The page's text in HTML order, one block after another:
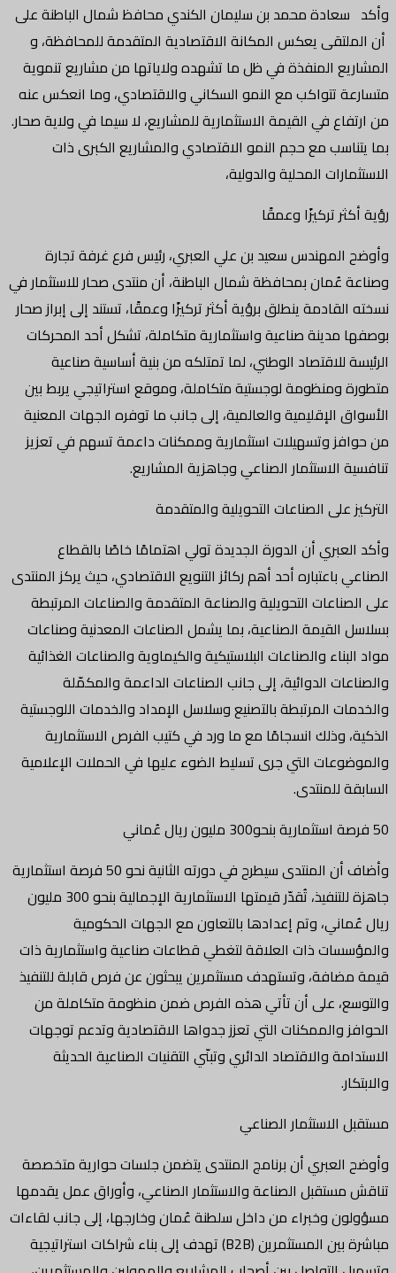
وأكد سعادة محمد بن سليمان الكندي محافظ شمال الباطنة على
أن الملتقى يعكس المكانة الاقتصادية المتقدمة للمحافظة، و
المشاريع المنفذة في ظل ما تشهده ولاياتها من مشاريع تنموية
متسارعة تتواكب مع النمو السكاني والاقتصادي، وما انعكس عنه
من ارتفاع في القيمة الاستثمارية للمشاريع، لا سيما في ولاية صحار.
بما يتناسب مع حجم النمو الاقتصادي والمشاريع الكبرى ذات
الاستثمارات المحلية والدولية،
رؤية أكثر تركيزًا وعمقًا
وأوضح المهندس سعيد بن علي العبري، رئيس فرع غرفة تجارة
وصناعة عُمان بمحافظة شمال الباطنة، أن منتدى صحار للاستثمار في
نسخته القادمة ينطلق برؤية أكثر تركيزًا وعمقًا، تستند إلى إبراز صحار
بوصفها مدينة صناعية واستثمارية متكاملة، تشكل أحد المحركات
الرئيسة للاقتصاد الوطني، لما تمتلكه من بنية أساسية صناعية
متطورة ومنظومة لوجستية متكاملة، وموقع استراتيجي يربط بين
الأسواق الإقليمية والعالمية، إلى جانب ما توفره الجهات المعنية
من حوافز وتسهيلات استثمارية وممكنات داعمة تسهم في تعزيز
تنافسية الاستثمار الصناعي وجاهزية المشاريع.
التركيز على الصناعات التحويلية والمتقدمة
وأكد العبري أن الدورة الجديدة تولي اهتمامًا خاصًا بالقطاع
الصناعي باعتباره أحد أهم ركائز التنويع الاقتصادي، حيث يركز المنتدى
على الصناعات التحويلية والصناعة المتقدمة والصناعات المرتبطة
بسلاسل القيمة الصناعية، بما يشمل الصناعات المعدنية وصناعات
مواد البناء والصناعات البلاستيكية والكيماوية والصناعات الغذائية
والصناعات الدوائية، إلى جانب الصناعات الداعمة والمكمّلة
والخدمات المرتبطة بالتصنيع وسلاسل الإمداد والخدمات اللوجستية
الذكية، وذلك انسجامًا مع ما ورد في كتيب الفرص الاستثمارية
والموضوعات التي جرى تسليط الضوء عليها في الحملات الإعلامية
السابقة للمنتدى.
50 فرصة استثمارية بنحو300 مليون ريال عُماني
وأضاف أن المنتدى سيطرح في دورته الثانية نحو 50 فرصة استثمارية
جاهزة للتنفيذ، تُقدّر قيمتها الاستثمارية الإجمالية بنحو 300 مليون
ريال عُماني، وتم إعدادها بالتعاون مع الجهات الحكومية
والمؤسسات ذات العلاقة لتغطي قطاعات صناعية واستثمارية ذات
قيمة مضافة، وتستهدف مستثمرين يبحثون عن فرص قابلة للتنفيذ
والتوسع، على أن تأتي هذه الفرص ضمن منظومة متكاملة من
الحوافز والممكنات التي تعزز جدواها الاقتصادية وتدعم توجهات
الاستدامة والاقتصاد الدائري وتبنّي التقنيات الصناعية الحديثة
والابتكار.
مستقبل الاستثمار الصناعي
وأوضح العبري أن برنامج المنتدى يتضمن جلسات حوارية متخصصة
تناقش مستقبل الصناعة والاستثمار الصناعي، وأوراق عمل يقدمها
مسؤولون وخبراء من داخل سلطنة عُمان وخارجها، إلى جانب لقاءات
مباشرة بين المستثمرين (B2B) تهدف إلى بناء شراكات استراتيجية